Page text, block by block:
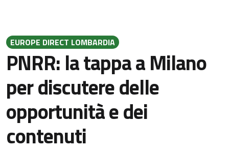
EUROPE DIRECT LOMBARDIA
PNRR: la tappa a Milano
per discutere delle
opportunità e dei
contenuti